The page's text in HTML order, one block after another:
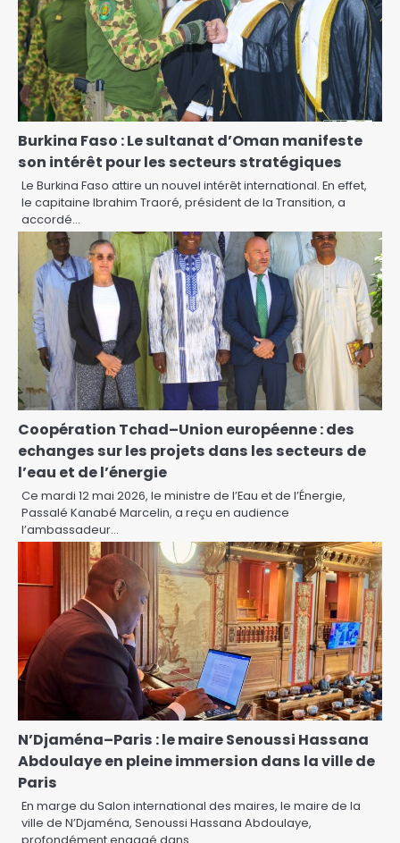
Burkina Faso : Le sultanat d’Oman manifeste
son intérêt pour les secteurs stratégiques
Le Burkina Faso attire un nouvel intérêt international. En effet,
le capitaine Ibrahim Traoré, président de la Transition, a
accordé…
Coopération Tchad–Union européenne : des
echanges sur les projets dans les secteurs de
l’eau et de l’énergie
Ce mardi 12 mai 2026, le ministre de l’Eau et de l’Énergie,
Passalé Kanabé Marcelin, a reçu en audience
l’ambassadeur…
N’Djaména–Paris : le maire Senoussi Hassana
Abdoulaye en pleine immersion dans la ville de
Paris
En marge du Salon international des maires, le maire de la
ville de N’Djaména, Senoussi Hassana Abdoulaye,
profondément engagé dans…